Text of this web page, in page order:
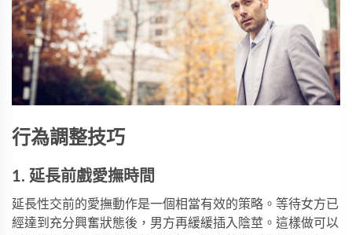
行為調整技巧
1. 延長前戲愛撫時間
延長性交前的愛撫動作是一個相當有效的策略。等待女方已
經達到充分興奮狀態後，男方再緩緩插入陰莖。這樣做可以